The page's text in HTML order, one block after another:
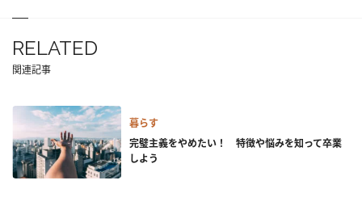
RELATED
関連記事
暮らす
完璧主義をやめたい！ 特徴や悩みを知って卒業
しよう